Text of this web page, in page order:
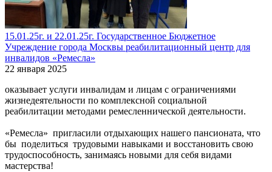
15.01.25г. и 22.01.25г. Государственное Бюджетное
Учреждение города Москвы реабилитационный центр для
инвалидов «Ремесла»
22 января 2025
оказывает услуги инвалидам и лицам с ограничениями
жизнедеятельности по комплексной социальной
реабилитации методами ремесленнической деятельности.
«Ремесла» пригласили отдыхающих нашего пансионата, что
бы поделиться трудовыми навыками и восстановить свою
трудоспособность, занимаясь новыми для себя видами
мастерства!